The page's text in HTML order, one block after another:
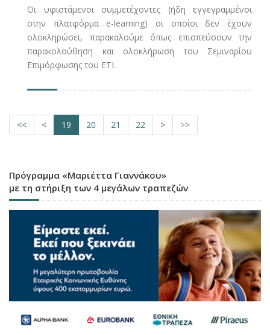
Οι υφιστάμενοι συμμετέχοντες (ήδη εγγεγραμμένοι
στην πλατφόρμα e-learning) οι οποίοι δεν έχουν
ολοκληρώσει, παρακαλούμε όπως επισπεύσουν την
παρακολούθηση και ολοκλήρωση του Σεμιναρίου
Επιμόρφωσης του ΕΤΙ.
<< < 19 20 21 22 > >>
Πρόγραμμα «Μαριέττα Γιαννάκου»
με τη στήριξη των 4 μεγάλων τραπεζών